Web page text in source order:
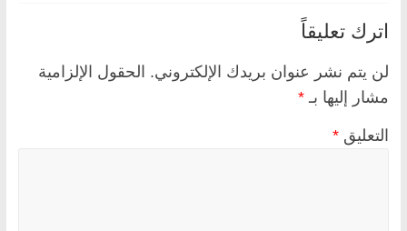
اترك تعليقاً
لن يتم نشر عنوان بريدك الإلكتروني. الحقول الإلزامية
مشار إليها بـ *
التعليق *